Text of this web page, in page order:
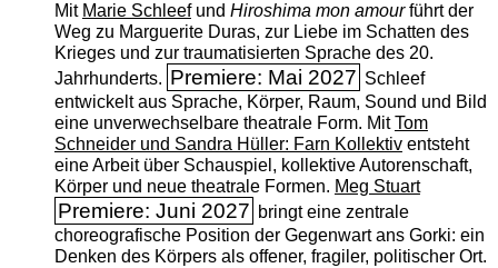
Mit Marie Schleefund Hiroshima mon amourführt der
Weg zu Marguerite Duras, zur Liebe im Schatten des
Krieges und zur traumatisierten Sprache des 20.
Jahrhunderts. Premiere: Mai 2027 Schleef
entwickelt aus Sprache, Körper, Raum, Sound und Bild
eine unverwechselbare theatrale Form. MitTom
Schneider und Sandra Hüller: Farn Kollektiventsteht
eine Arbeit über Schauspiel, kollektive Autorenschaft,
Körper und neue theatrale Formen. Meg Stuart
Premiere: Juni 2027 bringt eine zentrale
choreografische Position der Gegenwart ans Gorki: ein
Denken des Körpers als offener, fragiler, politischer Ort.